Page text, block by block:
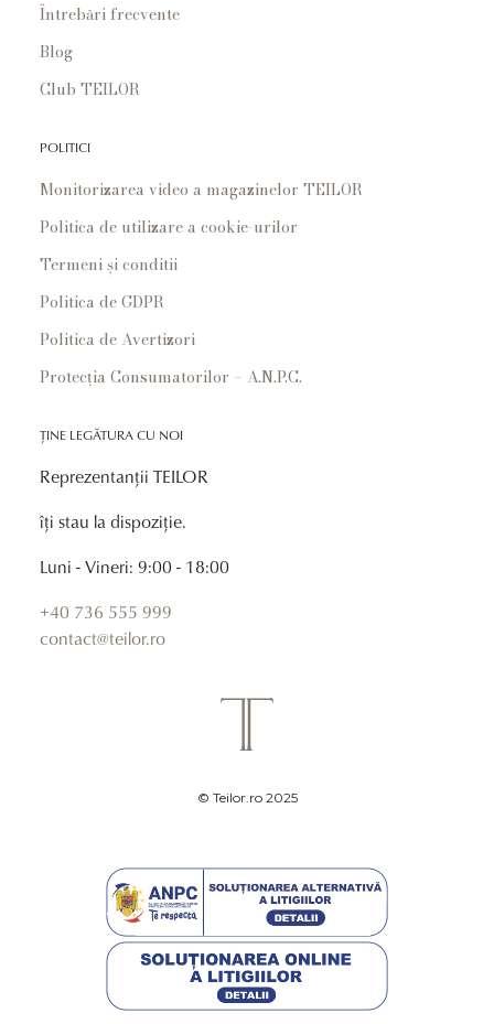
Întrebări frecvente
Blog
Club TEILOR
POLITICI
Monitorizarea video a magazinelor TEILOR
Politica de utilizare a cookie-urilor
Termeni și conditii
Politica de GDPR
Politica de Avertizori
Protecția Consumatorilor – A.N.P.C.
ȚINE LEGĂTURA CU NOI
Reprezentanții TEILOR
îți stau la dispoziție.
Luni - Vineri: 9:00 - 18:00
+40 736 555 999
contact@teilor.ro
© Teilor.ro 2025